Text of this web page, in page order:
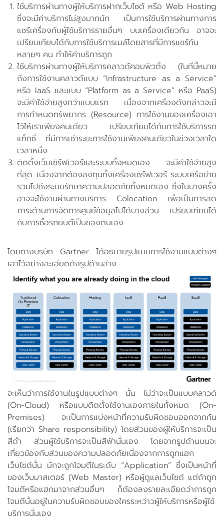
ใช้บริการผ่านทางผู้ให้บริการฝากเว็บไซต์ หรือ Web Hosting
ซึ่งจะมีค่าบริการไม่สูงมากนัก เป็นการใช้บริการผ่านทางการ
แชร์เครื่องกับผู้ใช้บริการรายอื่นๆ บนเครื่องเดียวกัน อาจจะ
เปรียบเทียบได้กับการใช้บริการเมล์โดยสารที่มีการแชร์กัน
หลายๆ คน ทำให้ค่าบริการถูก
ใช้บริการผ่านทางผู้ให้บริการคลาวด์คอมพิวติ้ง (ในที่นี้หมาย
ถึงการใช้งานคลาวด์แบบ “Infrastructure as a Service”
หรือ IaaS และแบบ “Platform as a Service” หรือ PaaS)
จะมีค่าใช้จ่ายสูงกว่าแบบแรก เนื่องจากเครื่องดังกล่าวจะมี
การกำหนดทรัพยากร (Resource) การใช้งานของเครื่องเอา
ไว้ให้เราเพียงคนเดียว เปรียบเทียบได้กับการใช้บริการรถ
แท็กซี่ ที่มีการเช่าระยะการใช้งานเพียงคนเดียวในช่วงเวลาใด
เวลาหนึ่ง
ติดตั้งเว็บเซิร์ฟเวอร์และระบบทั้งหมดเอง จะมีค่าใช้จ่ายสูง
ที่สุด เนื่องจากต้องลงทุนทั้งเครื่องเซิร์ฟเวอร์ ระบบเครือข่าย
รวมไปถึงระบบรักษาความปลอดภัยทั้งหมดเอง ซึ่งในบางครั้ง
อาจจะใช้งานผ่านทางบริการ Colocation เพื่อเป็นการลด
ภาระด้านการจัดการศูนย์ข้อมูลไปได้บางส่วน เปรียบเทียบได้
กับการซื้อรถยนต์เป็นของตนเอง
โดยทางบริษัท Gartner ได้อธิบายรูปแบบการใช้งานแบบต่างๆ
เอาไว้อย่างละเอียดดังรูปด้านล่าง
จะเห็นว่าการใช้งานในรูปแบบต่างๆ นั้น ไม่ว่าจะเป็นแบบคลาวด์
(On-Cloud) หรือแบบติตตั้งใช้งานเองภายในทั้งหมด (On-
Premises) จะเป็นการแบ่งหน้าที่ความรับผิดชอบออกจากกัน
(เรียกว่า Share responsibility) โดยส่วนของผู้ให้บริการจะเป็น
สีดำ ส่วนผู้ใช้บริการจะเป็นสีฟ้านั่นเอง โดยจากรูปด้านบนจะ
เกี่ยวข้องกับส่วนของความปลอดภัยเนื่องจากการถูกแฮก
เว็บไซต์นั้น มักจะถูกโจมตีในระดับ “Application” ซึ่งเป็นหน้าที่
ของเว็บมาสเตอร์ (Web Master) หรือผู้ดูแลเว็บไซต์ แต่ถ้าถูก
โจมตีหรือแฮกมาจากส่วนอื่นๆ ก็ต้องลงรายละเอียดว่าการถูก
โจมตีนั้นอยู่ในความรับผิดชอบของใครระหว่าวผู้ให้บริการหรือผู้ใช้
บริการนั่นเอง